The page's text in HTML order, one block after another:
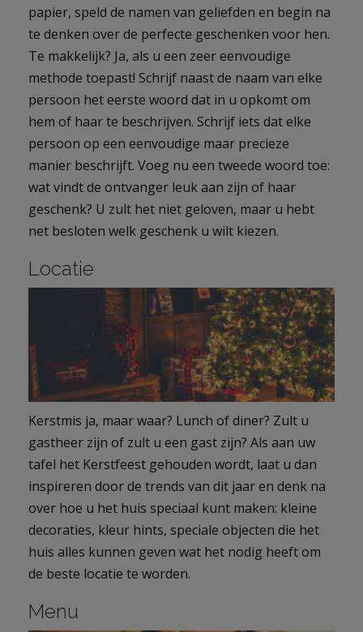
papier, speld de namen van geliefden en begin na
te denken over de perfecte geschenken voor hen.
Te makkelijk? Ja, als u een zeer eenvoudige
methode toepast! Schrijf naast de naam van elke
persoon het eerste woord dat in u opkomt om
hem of haar te beschrijven. Schrijf iets dat elke
persoon op een eenvoudige maar precieze
manier beschrijft. Voeg nu een tweede woord toe:
wat vindt de ontvanger leuk aan zijn of haar
geschenk? U zult het niet geloven, maar u hebt
net besloten welk geschenk u wilt kiezen.
Locatie
Kerstmis ja, maar waar? Lunch of diner? Zult u
gastheer zijn of zult u een gast zijn? Als aan uw
tafel het Kerstfeest gehouden wordt, laat u dan
inspireren door de trends van dit jaar en denk na
over hoe u het huis speciaal kunt maken: kleine
decoraties, kleur hints, speciale objecten die het
huis alles kunnen geven wat het nodig heeft om
de beste locatie te worden.
Menu